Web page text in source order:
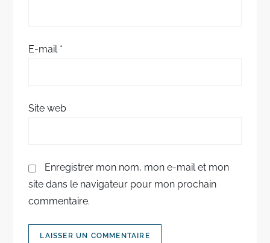
e
E-mail *
Site web
Enregistrer mon nom, mon e-mail et mon
site dans le navigateur pour mon prochain
commentaire.